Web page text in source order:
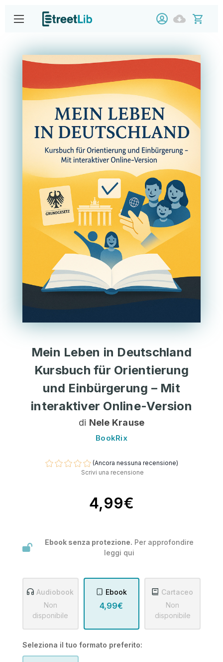
Mein Leben in Deutschland
Kursbuch für Orientierung
und Einbürgerung – Mit
interaktiver Online-Version
di Nele Krause
BookRix
(Ancora nessuna recensione)
Scrivi una recensione
4,99€
Ebook senza protezione. Per approfondire
leggi qui
Audiobook
Non
disponibile
Ebook
4,99€
Cartaceo
Non
disponibile
Seleziona il tuo formato preferito: